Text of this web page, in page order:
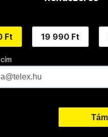
Ft 19 990 Ft